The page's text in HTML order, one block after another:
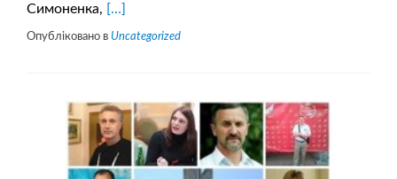
Симоненка, Читати
проТворча
Іваненків
[…]
Опубліковано в Uncategorized